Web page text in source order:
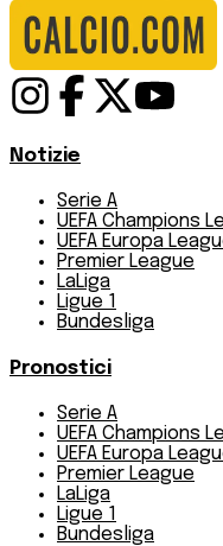
Notizie
Serie A
UEFA Champions
UEFA Europa
Premier League
LaLiga
Ligue 1
Bundesliga
Pronostici
Serie A
UEFA Champions
UEFA Europa
Premier League
LaLiga
Ligue 1
Bundesliga